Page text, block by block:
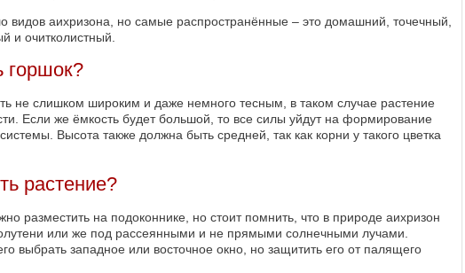
видов аихризона, но самые распространённые – это домашний, точечный,
и очитколистный.
горшок?
не слишком широким и даже немного тесным, в таком случае растение
Если же ёмкость будет большой, то все силы уйдут на формирование
Высота также должна быть средней, так как корни у такого цветка
растение?
разместить на подоконнике, но стоит помнить, что в природе аихризон
или же под рассеянными и не прямыми солнечными лучами.
выбрать западное или восточное окно, но защитить его от палящего